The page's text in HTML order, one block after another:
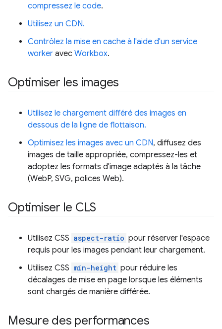
compressez le code.
Utilisez un CDN.
Contrôlez la mise en cache à l'aide d'un service
worker avec Workbox.
Optimiser les images
Utilisez le chargement différé des images en
dessous de la ligne de flottaison.
Optimisez les images avec un CDN, diffusez des
images de taille appropriée, compressez-les et
adoptez les formats d'image adaptés à la tâche
(WebP, SVG, polices Web).
Optimiser le CLS
Utilisez CSS aspect-ratio pour réserver l'espace
requis pour les images pendant leur chargement.
Utilisez CSS min-height pour réduire les
décalages de mise en page lorsque les éléments
sont chargés de manière différée.
Mesure des performances